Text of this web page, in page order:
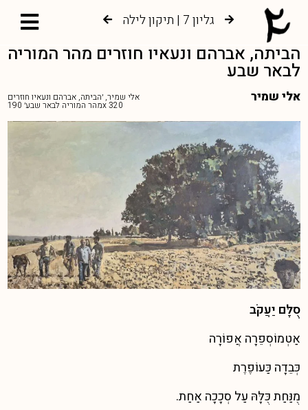
גליון 7 | תיקון לילה
הביתה, אברהם ונעאיו חוזרים מהר המוריה
לבאר שבע
אלי שמיר אלי שמיר, ׳הביתה, אברהם ונעאיו חוזרים
מהר המוריה לבאר שבע׳ 190x 320
סֻלָּם יַעֲקֹב
אַטְמוֹסְפֵרָה אֲפוֹרָה
כְּבֵדָה כַּעוֹפֶרֶת
מֻנַּחַת כֻּלָּהּ עַל סְכָכָה אַחַת.